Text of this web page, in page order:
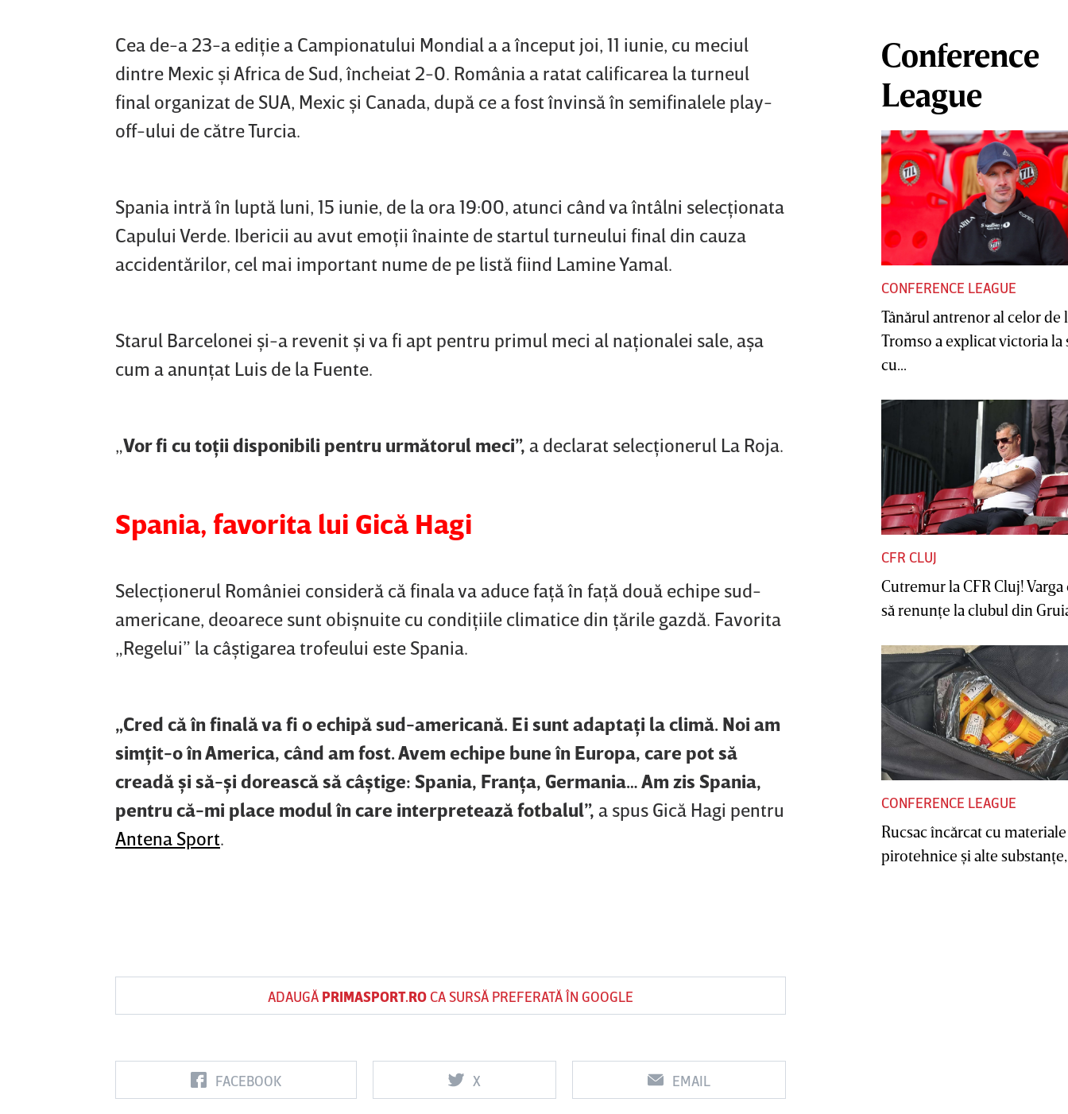
Cea de-a 23-a ediţie a Campionatului Mondial a a început joi, 11 iunie, cu meciul
dintre Mexic şi Africa de Sud, încheiat 2-0. România a ratat calificarea la turneul
final organizat de SUA, Mexic şi Canada, după ce a fost învinsă în semifinalele play-
off-ului de către Turcia.
Spania intră în luptă luni, 15 iunie, de la ora 19:00, atunci când va întâlni selecţionata
Capului Verde. Ibericii au avut emoţii înainte de startul turneului final din cauza
accidentărilor, cel mai important nume de pe listă fiind Lamine Yamal.
Starul Barcelonei şi-a revenit şi va fi apt pentru primul meci al naţionalei sale, aşa
cum a anunţat Luis de la Fuente.
„Vor fi cu toţii disponibili pentru următorul meci”, a declarat selecţionerul La Roja.
Spania, favorita lui Gică Hagi
Selecţionerul României consideră că finala va aduce faţă în faţă două echipe sud-
americane, deoarece sunt obişnuite cu condiţiile climatice din ţările gazdă. Favorita
„Regelui” la câştigarea trofeului este Spania.
„Cred că în finală va fi o echipă sud-americană. Ei sunt adaptaţi la climă. Noi am
simţit-o în America, când am fost. Avem echipe bune în Europa, care pot să
creadă şi să-şi dorească să câştige: Spania, Franţa, Germania… Am zis Spania,
pentru că-mi place modul în care interpretează fotbalul”, a spus Gică Hagi pentru
Antena Sport.
ADAUGĂ PRIMASPORT.ROCA SURSĂ PREFERATĂ ÎN GOOGLE
FACEBOOK X EMAIL
Conference
League
CONFERENCE LEAGUE
Tânărul antrenor al celor de
Tromso a explicat victoria la
cu...
CFR CLUJ
Cutremur la CFR Cluj! Varga
să renunţe la clubul din
CONFERENCE LEAGUE
Rucsac încărcat cu materiale
pirotehnice şi alte substanţe,